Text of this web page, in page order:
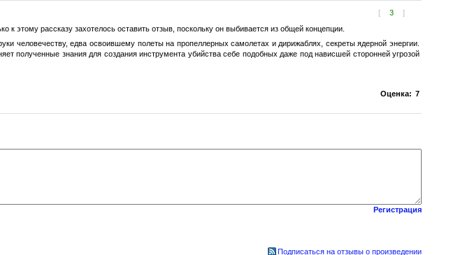
[ 3 ]
этому рассказу захотелось оставить отзыв, поскольку он выбивается из общей концепции.
человечеству, едва освоившему полеты на пропеллерных самолетах и дирижаблях, секреты ядерной энергии.
полученные знания для создания инструмента убийства себе подобных даже под нависшей сторонней угрозой
Оценка: 7
Регистрация
Подписаться на отзывы о произведении